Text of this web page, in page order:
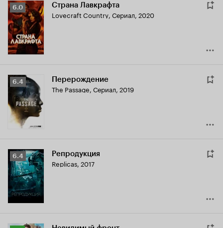
Рейтинг
Кинопоиска
6.0
6.0 Страна Лавкрафта
Lovecraft Country, Сериал, 2020
Рейтинг
Кинопоиска
6.4
6.4 Перерождение
The Passage, Сериал, 2019
Рейтинг
Кинопоиска
6.4
6.4 Репродукция
Replicas, 2017